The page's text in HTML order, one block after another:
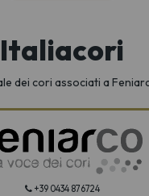
Italiacori
dei cori associati a
+39 0434 876724